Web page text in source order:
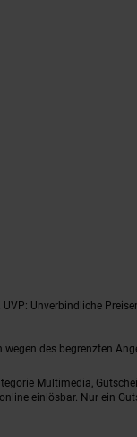
Unverbindliche
des begrenzten
Multimedia,
einlösbar. Nur ein